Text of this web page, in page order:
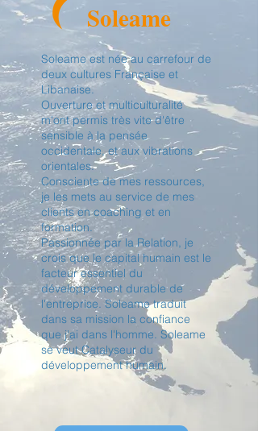
"La clé d'une vie passionnante,
c'est de faire confiance à
l'énergie qui nous habite et de la
suivre" Shakti Gawain
Soleame
Soleame est née au carrefour de
deux cultures Française et
Libanaise.
Ouverture et multiculturalité
m'ont permis très vite d'être
sensible à la pensée
occidentale, et aux vibrations
orientales.
Consciente de mes ressources,
je les mets au service de mes
clients en coaching et en
formation.
Passionnée par la Relation, je
crois que le capital humain est le
facteur essentiel du
développement durable de
l'entreprise. Soleame traduit
dans sa mission la confiance
que j'ai dans l'homme. Soleame
se veut Catalyseur du
développement humain.